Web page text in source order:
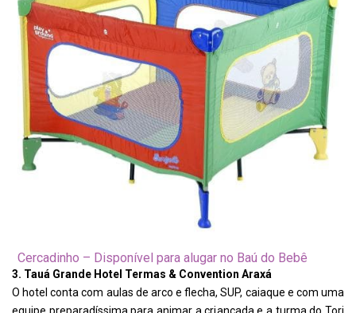
Cercadinho – Disponível para alugar no Baú do Bebê
3. Tauá Grande Hotel Termas & Convention Araxá
O hotel conta com aulas de arco e flecha, SUP, caiaque e com uma